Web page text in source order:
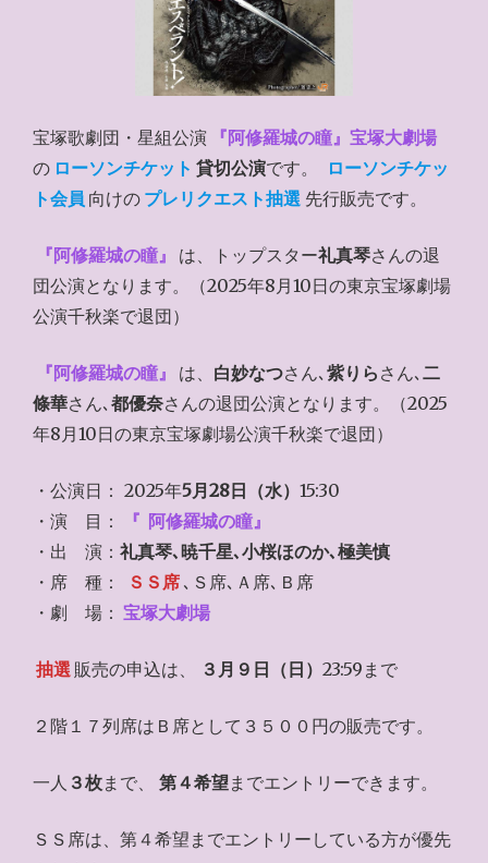
宝塚歌劇団・星組公演 『阿修羅城の瞳』宝塚大劇場
の ローソンチケット 貸切公演です。
ローソンチケッ
ト会員 向けの プレリクエスト抽選 先行販売です。
『阿修羅城の瞳』 は、トップスター礼真琴さんの退
団公演となります。（2025年8月10日の東京宝塚劇場
公演千秋楽で退団）
『阿修羅城の瞳』 は、 白妙なつさん､紫りら さん､二
條華さん､ 都優奈さんの退団公演となります。（2025
年8月10日の東京宝塚劇場公演千秋楽で退団）
・公演日： 2025年5月28日（水） 15:30
・演 目：
『 阿修羅城の瞳』
・出 演： 礼真琴､暁千星､小桜ほのか､極美慎
・席 種：
ＳＳ席 ､Ｓ席､Ａ席､Ｂ席
・劇 場： 宝塚大劇場
抽選 販売の申込は、 ３月９日（日）23:59まで
２階１７列席はＢ席として３５００円の販売です。
一人 ３枚まで、 第４希望までエントリーできます。
ＳＳ席は、第４希望までエントリーしている方が優先